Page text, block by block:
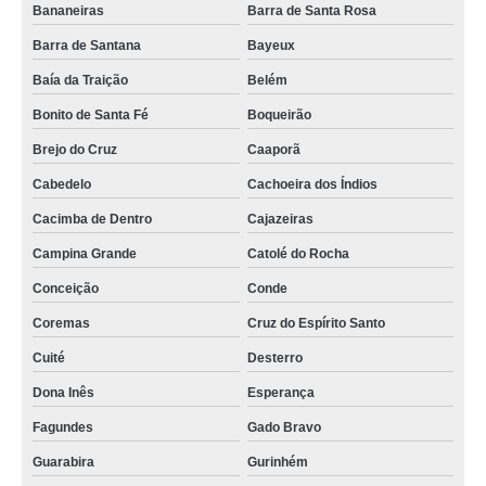
auguéis de sala de reunião valor Mamanguape
onde encontrar aluga sala de reunião Alagoa Grande
onde encontrar salas de reuniões para locação Solânea
onde encontrar alugueis sala de reunião Jacaraú
aluguel de sala para reuniões preço São João do Rio do Peixe
valor de aluguel espaço para reunião Brejo do Cruz
onde encontrar aluguel de sala para reuniões Aroeiras
locação sala de reunião empresa valor Conceição
aluguel de espaço para reuniões Gurinhém
locação sala de reunião empresa Goianinha
valor de aluguel sala de atendimento Solânea
aluguel espaço para reunião Pirpirituba
Bananeiras Barra de Santa Rosa
Barra de Santana Bayeux
Baía da Traição Belém
Bonito de Santa Fé Boqueirão
Brejo do Cruz Caaporã
Cabedelo Cachoeira dos Índios
Cacimba de Dentro Cajazeiras
Campina Grande Catolé do Rocha
Conceição Conde
Coremas Cruz do Espírito Santo
Cuité Desterro
Dona Inês Esperança
Fagundes Gado Bravo
Guarabira Gurinhém